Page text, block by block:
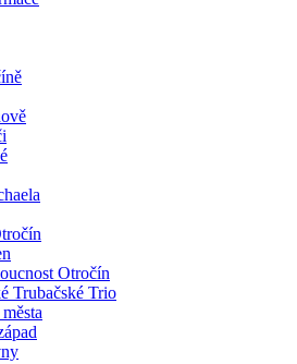
Otročín
Trubačské Trio